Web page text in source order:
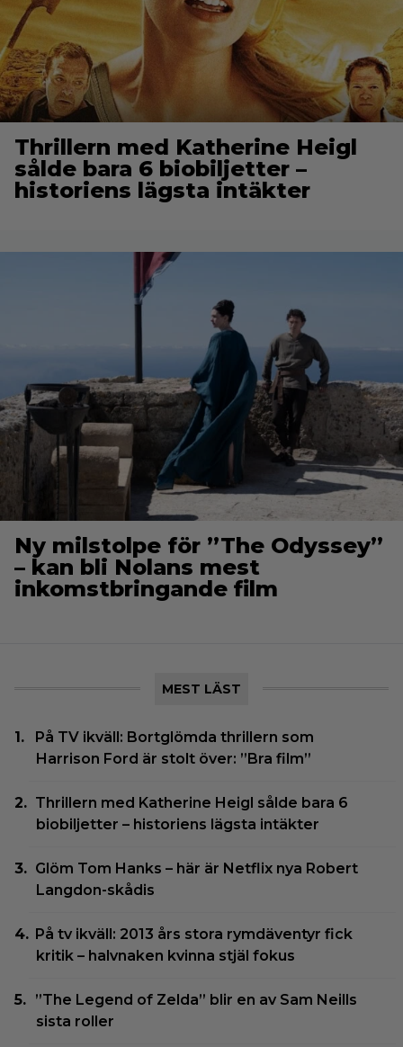
Thrillern med Katherine Heigl
sålde bara 6 biobiljetter –
historiens lägsta intäkter
Ny milstolpe för ”The Odyssey”
– kan bli Nolans mest
inkomstbringande film
MEST LÄST
På TV ikväll: Bortglömda thrillern som
Harrison Ford är stolt över: ”Bra film”
Thrillern med Katherine Heigl sålde bara 6
biobiljetter – historiens lägsta intäkter
Glöm Tom Hanks – här är Netflix nya Robert
Langdon-skådis
På tv ikväll: 2013 års stora rymdäventyr fick
kritik – halvnaken kvinna stjäl fokus
”The Legend of Zelda” blir en av Sam Neills
sista roller